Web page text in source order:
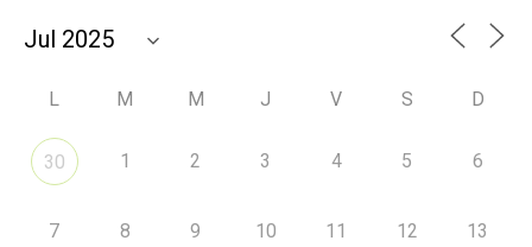
L M M J V S D
30 1 2 3 4 5 6
7 8 9 10 11 12 13